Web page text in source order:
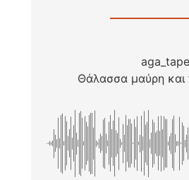
Θάλασσα μαύρη και